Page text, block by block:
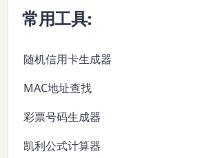
常用工具:
随机信用卡生成器
MAC地址查找
彩票号码生成器
凯利公式计算器